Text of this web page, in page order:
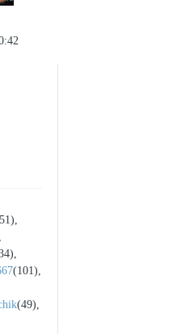
,
,
,
(101),
(49),